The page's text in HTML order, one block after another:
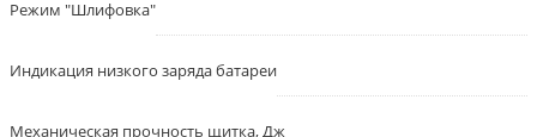
Режим "Шлифовка"
Индикация низкого заряда батареи
Механическая прочность щитка, Дж